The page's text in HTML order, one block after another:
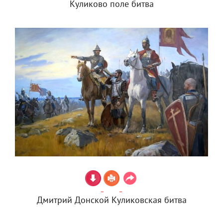
Куликово поле битва
Дмитрий Донской Куликовская битва